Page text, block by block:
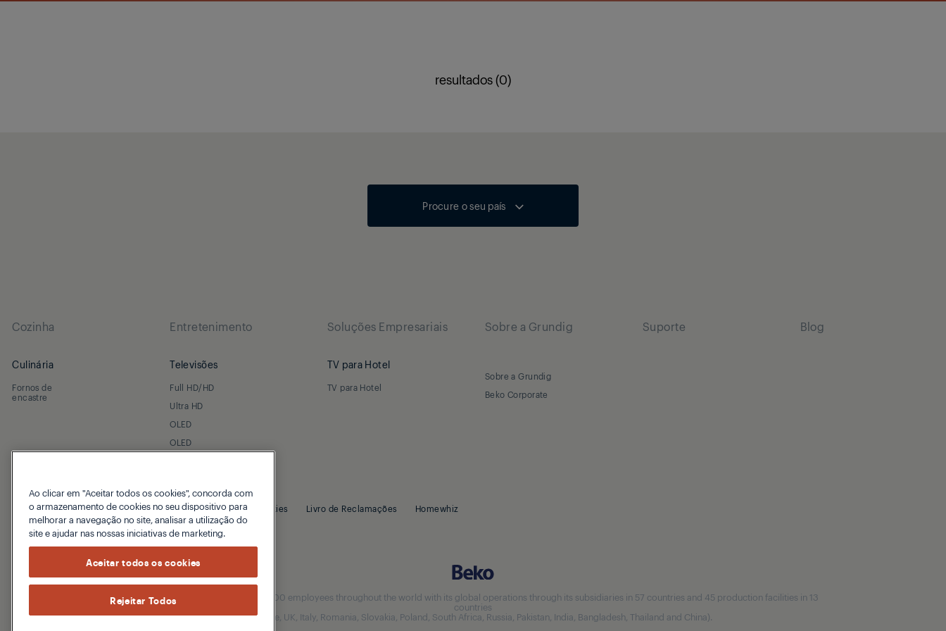
resultados (0)
Procure o seu país
Cozinha
Culinária
Fornos de
encastre
Entretenimento
Televisões
Full HD/HD
Ultra HD
OLED
OLED
Soluções Empresariais
TV para Hotel
TV para Hotel
Sobre a Grundig
Sobre a Grundig
Beko Corporate
Suporte Blog
© 2026 Grundig Política de Privacidade Política de cookies Livro de Reclamações Homewhiz
Our parent company, Beko has 55,000 employees throughout the world with its global operations through its subsidiaries in 57 countries and 45 production facilities in 13
countries
(i.e. Türkiye, UK, Italy, Romania, Slovakia, Poland, South Africa, Russia, Pakistan, India, Bangladesh, Thailand and China).
Ao clicar em "Aceitar todos os cookies", concorda com
o armazenamento de cookies no seu dispositivo para
melhorar a navegação no site, analisar a utilização do
site e ajudar nas nossas iniciativas de marketing.
Aceitar todos os cookies
Rejeitar Todos